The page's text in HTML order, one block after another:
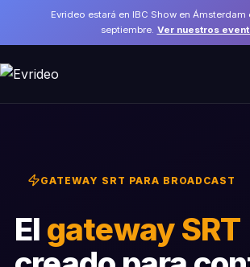
Evrideo estará en IBC Show en Ámsterdam
septiembre. Ver nuestros
GATEWAY SRT PARA BROADCAST
El gateway SRT